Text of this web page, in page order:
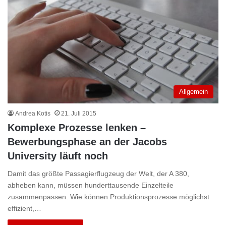
Allgemein
Andrea Kotis 21. Juli 2015
Komplexe Prozesse lenken –
Bewerbungsphase an der Jacobs
University läuft noch
Damit das größte Passagierflugzeug der Welt, der A 380,
abheben kann, müssen hunderttausende Einzelteile
zusammenpassen. Wie können Produktionsprozesse möglichst
effizient,…